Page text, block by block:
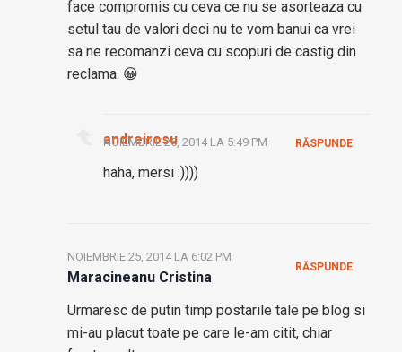
face compromis cu ceva ce nu se asorteaza cu
setul tau de valori deci nu te vom banui ca vrei
sa ne recomanzi ceva cu scopuri de castig din
reclama. 😀
andreirosu
NOIEMBRIE 25, 2014 LA 5:49 PM
haha, mersi :))))
RĂSPUNDE
Maracineanu Cristina
NOIEMBRIE 25, 2014 LA 6:02 PM
Urmaresc de putin timp postarile tale pe blog si
mi-au placut toate pe care le-am citit, chiar
RĂSPUNDE